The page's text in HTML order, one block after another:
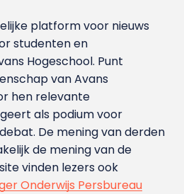
platform voor nieuws
studenten en
Hoge­school. Punt
van Avans
hen relevante
als podium voor
De mening van derden
de mening van de
vinden lezers ook
Onderwijs Persbureau